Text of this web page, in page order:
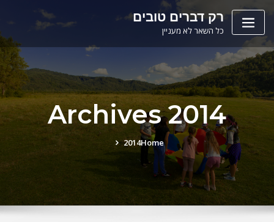
content
רק דברים טובים
כל השאר לא מעניין
Archives 2014
Home
2014